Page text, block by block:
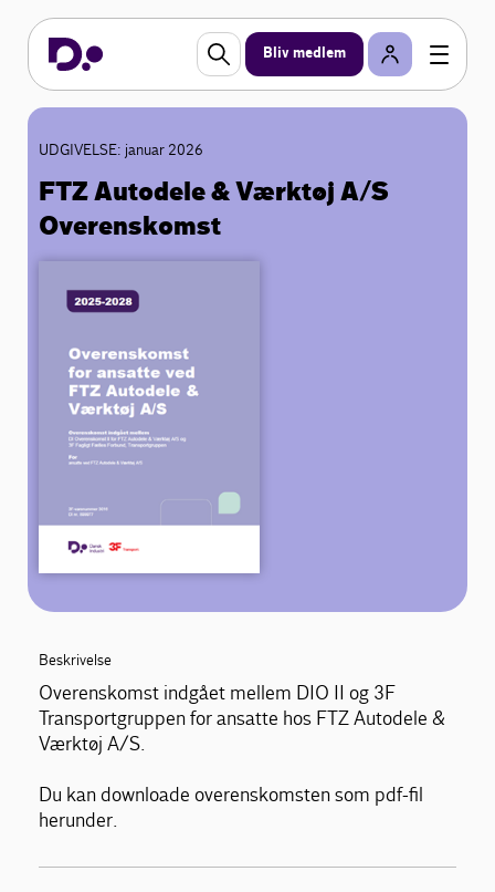
Bliv medlem
UDGIVELSE: januar 2026
FTZ Autodele & Værktøj A/S
Overenskomst
Beskrivelse
Overenskomst indgået mellem DIO II og 3F
Transportgruppen for ansatte hos FTZ Autodele &
Værktøj A/S.
Du kan downloade overenskomsten som pdf-fil
herunder.